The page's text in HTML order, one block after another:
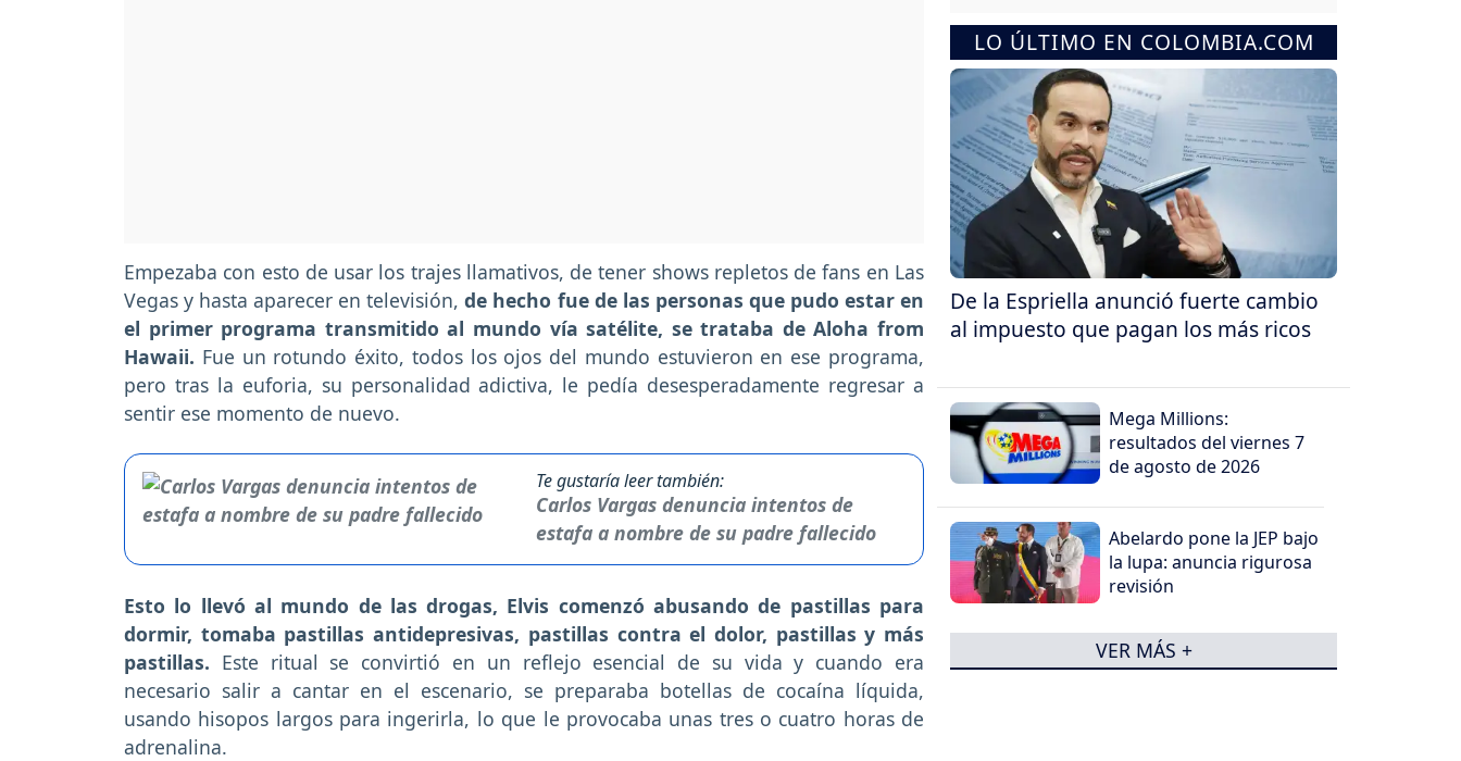
Empezaba con esto de usar los trajes llamativos, de tener shows repletos de fans en Las
Vegas y hasta aparecer en televisión,de hecho fue de las personas que pudo estar en
el primer programa transmitido al mundo vía satélite, se trataba de Aloha from
Hawaii. Fue un rotundo éxito, todos los ojos del mundo estuvieron en ese programa,
pero tras la euforia, su personalidad adictiva, le pedía desesperadamente regresar a
sentir ese momento de nuevo.
Te gustaría leer también:
Carlos Vargas denuncia intentos de
estafa a nombre de su padre fallecido
Esto lo llevó al mundo de las drogas, Elvis comenzó abusando de pastillas para
dormir, tomaba pastillas antidepresivas, pastillas contra el dolor, pastillas y más
pastillas. Este ritual se convirtió en un reflejo esencial de su vida y cuando era
necesario salir a cantar en el escenario, se preparaba botellas de cocaína líquida,
usando hisopos largos para ingerirla, lo que le provocaba unas tres o cuatro horas de
adrenalina.
LO ÚLTIMO EN COLOMBIA.COM
De la Espriella anunció fuerte cambio
al impuesto que pagan los más ricos
Mega Millions:
resultados del viernes 7
de agosto de 2026
Abelardo pone la JEP bajo
la lupa: anuncia rigurosa
revisión
VER MÁS +